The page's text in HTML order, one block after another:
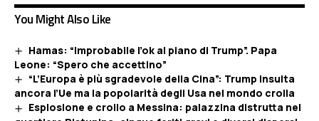
You Might Also Like
Hamas: “Improbabile l’ok al piano di Trump”. Papa
Leone: “Spero che accettino”
“L’Europa è più sgradevole della Cina”: Trump insulta
ancora l’Ue ma la popolarità degli Usa nel mondo crolla
Esplosione e crollo a Messina: palazzina distrutta nel